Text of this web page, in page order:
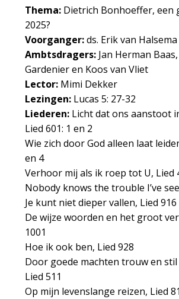
Thema: Dietrich Bonhoeffer, een
2025?
Voorganger:ds. Erik van Halsema
Ambtsdragers: Jan Herman
Gardenier en Koos van Vliet
Lector: Mimi Dekker
Lezingen: Lucas 5: 27-32
Liederen: Licht dat ons aanstoot
Lied 601: 1 en 2
Wie zich door God alleen laat
en 4
Verhoor mij als ik roep tot U, Lied
Nobody knows the trouble I’ve
Je kunt niet dieper vallen, Lied 916
De wijze woorden en het groot
1001
Hoe ik ook ben, Lied 928
Door goede machten trouw en
Lied 511
Op mijn levenslange reizen, Lied